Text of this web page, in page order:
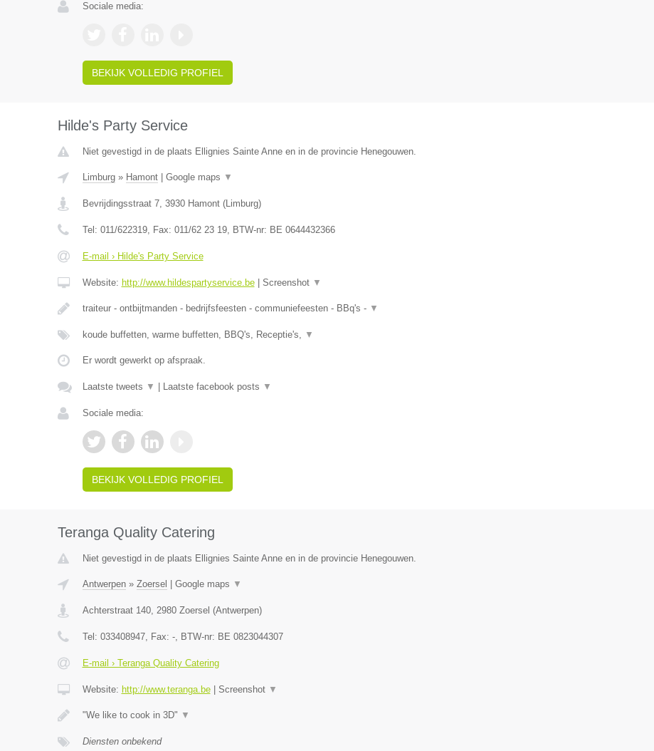
Sociale media:
BEKIJK VOLLEDIG PROFIEL
Hilde's Party Service
Niet gevestigd in de plaats Ellignies Sainte Anne en in de provincie Henegouwen.
Limburg» Hamont| Google maps ▼
Bevrijdingsstraat 7, 3930 Hamont(Limburg)
Tel: 011/622319, Fax: 011/62 23 19, BTW-nr: BE 0644432366
E-mail › Hilde's Party Service
Website: http://www.hildespartyservice.be| Screenshot ▼
traiteur - ontbijtmanden - bedrijfsfeesten - communiefeesten - BBq's - ▼
koude buffetten, warme buffetten, BBQ's, Receptie's, ▼
Er wordt gewerkt op afspraak.
Laatste tweets ▼ Laatste facebook posts ▼
Sociale media:
BEKIJK VOLLEDIG PROFIEL
Teranga Quality Catering
Niet gevestigd in de plaats Ellignies Sainte Anne en in de provincie Henegouwen.
Antwerpen» Zoersel Google maps ▼
Achterstraat 140, 2980 Zoersel (Antwerpen)
Tel: 033408947, Fax: -, BTW-nr: BE 0823044307
E-mail › Teranga Quality Catering
Website: http://www.teranga.be| Screenshot ▼
"We like to cook in 3D" ▼
Diensten onbekend